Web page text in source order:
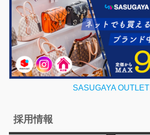
SASUGAYA OUTLET
採用情報